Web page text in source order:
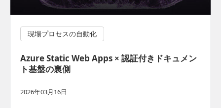
現場プロセスの自動化
Azure Static Web Apps × 認証付きドキュメン
ト基盤の裏側
2026年03月16日